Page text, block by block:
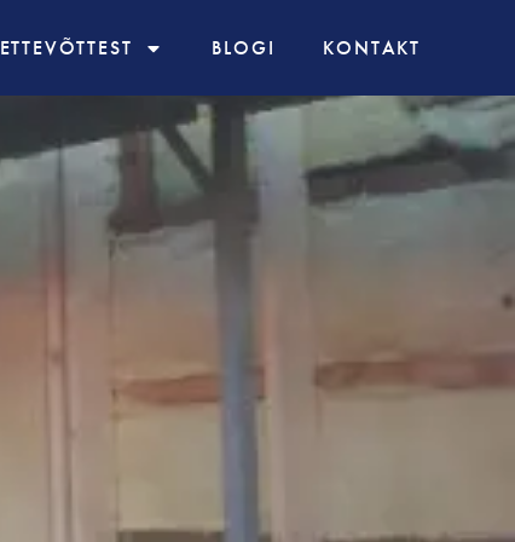
ETTEVÕTTEST BLOGI KONTAKT